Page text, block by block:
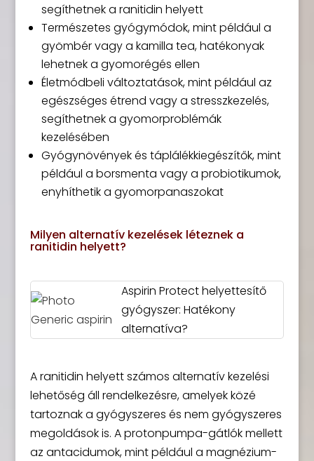
segíthetnek a ranitidin helyett
Természetes gyógymódok, mint például a
gyömbér vagy a kamilla tea, hatékonyak
lehetnek a gyomorégés ellen
Életmódbeli változtatások, mint például az
egészséges étrend vagy a stresszkezelés,
segíthetnek a gyomorproblémák
kezelésében
Gyógynövények és táplálékkiegészítők, mint
például a borsmenta vagy a probiotikumok,
enyhíthetik a gyomorpanaszokat
Milyen alternatív kezelések léteznek a
ranitidin helyett?
Aspirin Protect helyettesítő
gyógyszer: Hatékony
alternatíva?
A ranitidin helyett számos alternatív kezelési
lehetőség áll rendelkezésre, amelyek közé
tartoznak a gyógyszeres és nem gyógyszeres
megoldások is. A protonpumpa-gátlók mellett
az antacidumok, mint például a magnézium-